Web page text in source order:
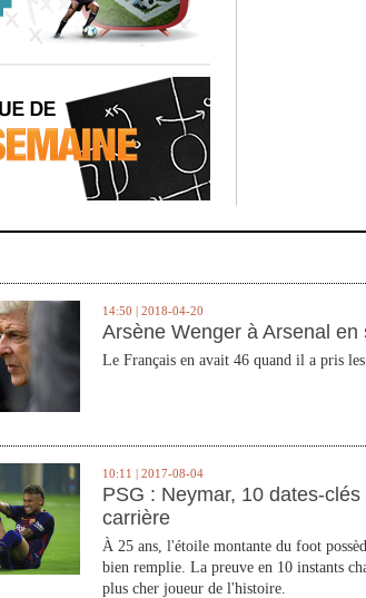
14:50 | 2018-04-20
Arsène Wenger à Arsenal en
Le Français en avait 46 quand il a pris
10:11 | 2017-08-04
PSG : Neymar, 10 dates-
carrière
À 25 ans, l'étoile montante du foot
bien remplie. La preuve en 10 instants
plus cher joueur de l'histoire.